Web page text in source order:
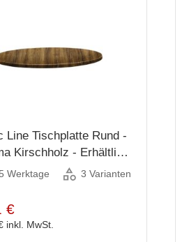
Line Tischplatte Rund -
Kirschholz - Erhältlich
Werktage 3 Varianten
€
inkl. MwSt.